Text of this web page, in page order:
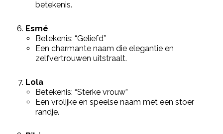
betekenis.
Esmé
Betekenis: “Geliefd”
Een charmante naam die elegantie en
zelfvertrouwen uitstraalt.
Lola
Betekenis: “Sterke vrouw”
Een vrolijke en speelse naam met een stoer
randje.